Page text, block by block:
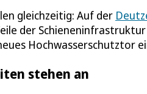
gleichzeitig: Auf der
der
Hochwasserschutztor
stehen an